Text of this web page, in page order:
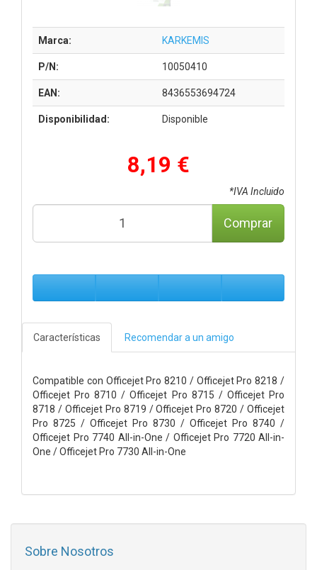
Marca: KARKEMIS
P/N: 10050410
EAN: 8436553694724
Disponibilidad: Disponible
8,19 €
*IVA Incluido
Comprar
Características Recomendar a un amigo
Compatible con Officejet Pro 8210 / Officejet Pro 8218 /
Officejet Pro 8710 / Officejet Pro 8715 / Officejet Pro
8718 / Officejet Pro 8719 / Officejet Pro 8720 / Officejet
Pro 8725 / Officejet Pro 8730 / Officejet Pro 8740 /
Officejet Pro 7740 All-in-One / Officejet Pro 7720 All-in-
One / Officejet Pro 7730 All-in-One
Sobre Nosotros